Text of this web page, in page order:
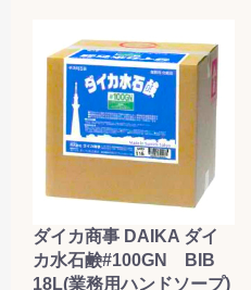
ダイカ商事 DAIKA ダイ
カ水石鹸#100GN BIB
18L(業務用ハンドソープ)